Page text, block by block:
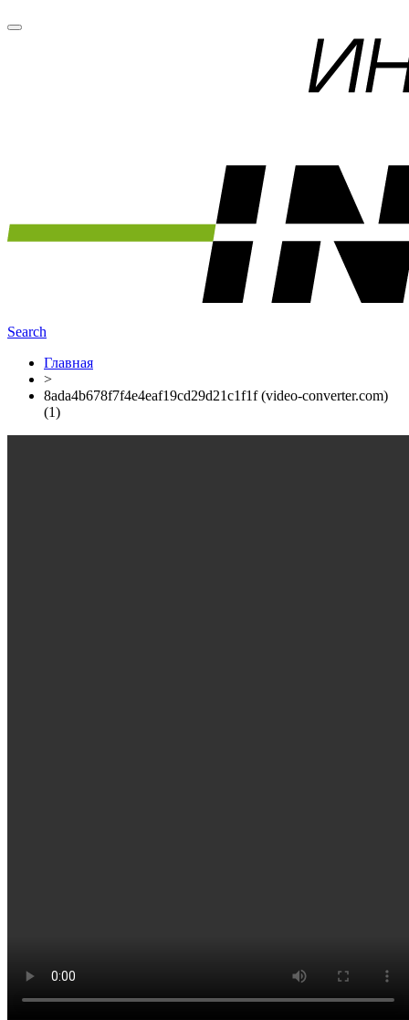
Search
Главная
>
8ada4b678f7f4e4eaf19cd29d21c1f1f (video-converter.com)
(1)